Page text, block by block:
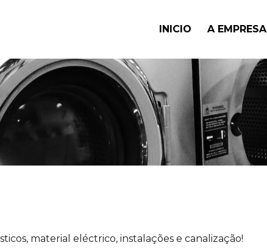
INICIO A EMPRESA
material eléctrico, instalações e canalização!